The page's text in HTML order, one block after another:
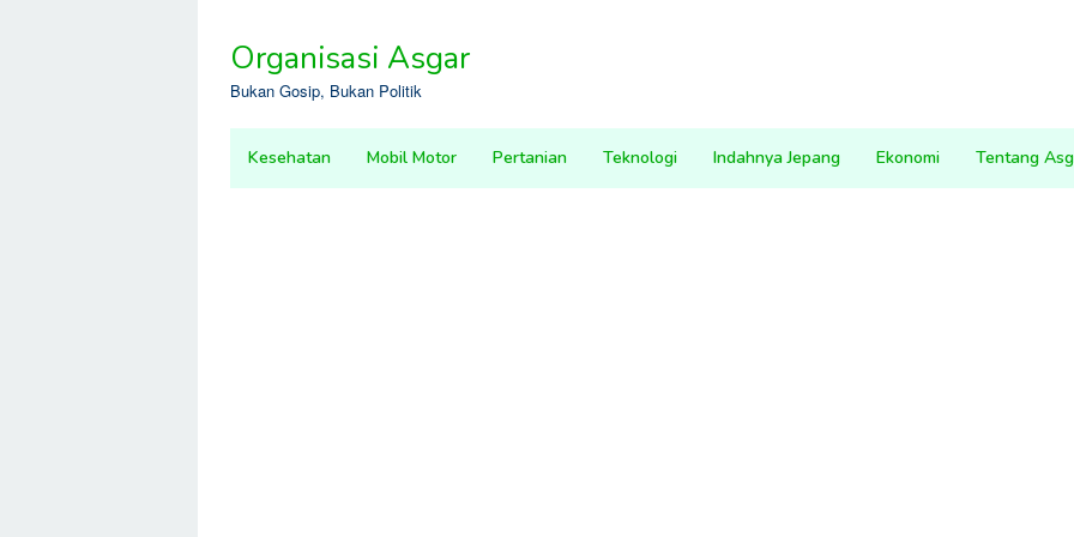
contentOrganisasi Asgar
Bukan Gosip, Bukan Politik
Kesehatan Mobil Motor Pertanian Teknologi Indahnya Jepang Ekonomi Tentang